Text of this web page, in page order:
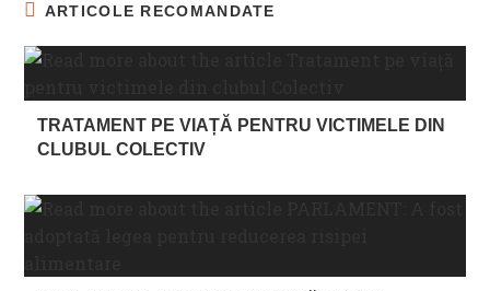
ARTICOLE RECOMANDATE
TRATAMENT PE VIAȚĂ PENTRU VICTIMELE DIN
CLUBUL COLECTIV